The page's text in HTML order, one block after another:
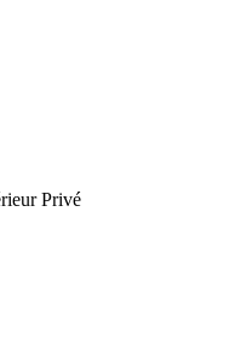
Privé